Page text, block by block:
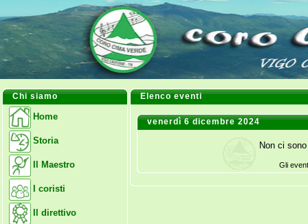
Chi siamo
Home
Storia
Il Maestro
I coristi
Il direttivo
Elenco eventi
venerdì 6 dicembre 2024
Non ci
Gli